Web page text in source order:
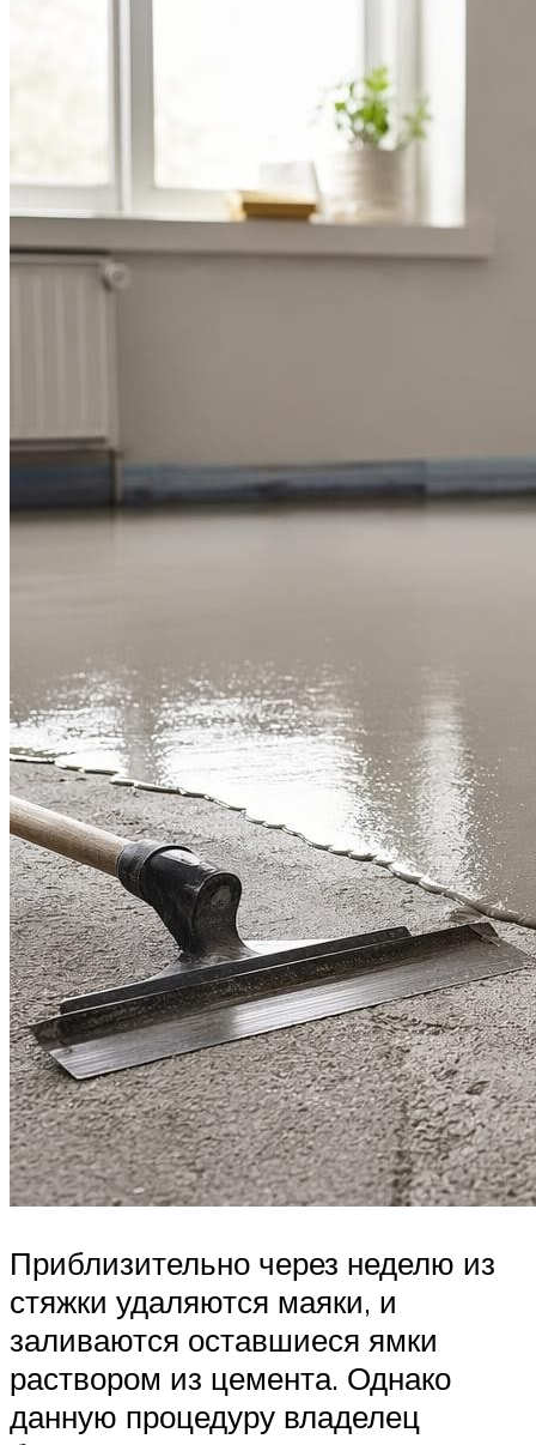
Приблизительно через неделю из
стяжки удаляются маяки, и
заливаются оставшиеся ямки
раствором из цемента. Однако
данную процедуру владелец